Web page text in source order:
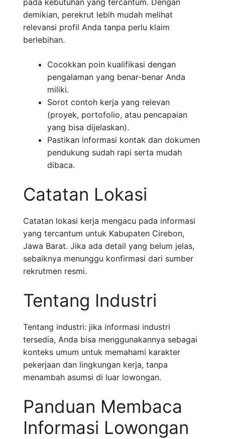
pada kebutuhan yang tercantum. Dengan
demikian, perekrut lebih mudah melihat
relevansi profil Anda tanpa perlu klaim
berlebihan.
Cocokkan poin kualifikasi dengan
pengalaman yang benar-benar Anda
miliki.
Sorot contoh kerja yang relevan
(proyek, portofolio, atau pencapaian
yang bisa dijelaskan).
Pastikan informasi kontak dan dokumen
pendukung sudah rapi serta mudah
dibaca.
Catatan Lokasi
Catatan lokasi kerja mengacu pada informasi
yang tercantum untuk Kabupaten Cirebon,
Jawa Barat. Jika ada detail yang belum jelas,
sebaiknya menunggu konfirmasi dari sumber
rekrutmen resmi.
Tentang Industri
Tentang industri: jika informasi industri
tersedia, Anda bisa menggunakannya sebagai
konteks umum untuk memahami karakter
pekerjaan dan lingkungan kerja, tanpa
menambah asumsi di luar lowongan.
Panduan Membaca
Informasi Lowongan